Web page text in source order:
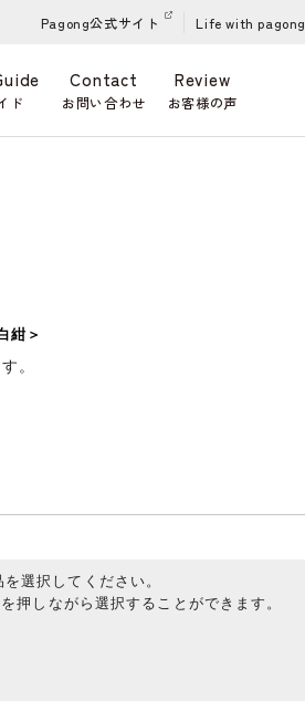
Pagong公式サイト Life with pagong
ド
Contact
お問い合わせ
Review
お客様の声
紺＞
。
選択してください。
押しながら選択することができます。